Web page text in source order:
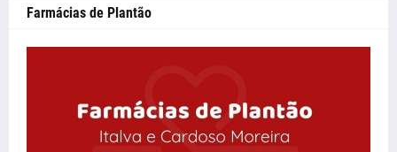
Farmácias de Plantão